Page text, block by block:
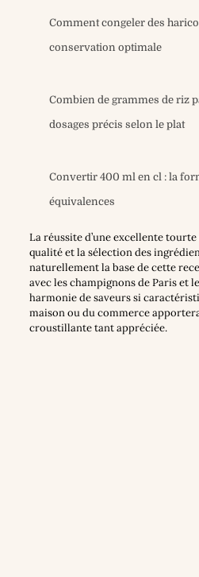
Comment congeler des
conservation optimale
Combien de grammes de riz
dosages précis selon le plat
Convertir 400 ml en cl : la
équivalences
La réussite d’une excellente
qualité et la sélection des
naturellement la base de cette
avec les champignons de Paris et
harmonie de saveurs si
maison ou du commerce
croustillante tant appréciée.